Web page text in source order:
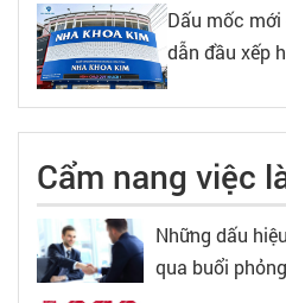
Dấu mốc
dẫn đầu xếp
Cẩm nang việc
Những dấu
qua buổi